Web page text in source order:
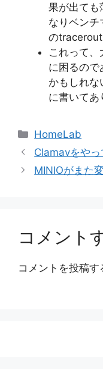
果が出ても
なりベン
の
これって
に困るので
かもしれな
に書いてあ
カ
テ
リ
HomeLab
Clamavをやっ
MINIOがまた
コメント
コメントを投稿す